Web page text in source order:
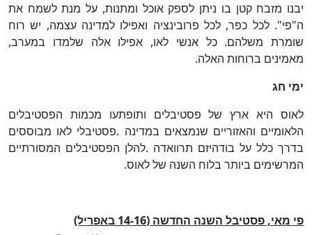
יבנו מזבח קטן בו ניתן לספק אוכל ומתנות, על מנת לשמח את
ה"פי". לכל כפר, לכל פרובינציה ואפילו למדינה עצמה, יש רוח
שומרת משלהם. כל אנשי לאו, אפילו אלה שלמדו במערב,
מאמינים ברוחות האלה.
ימי חג
לאוס היא ארץ של פסטיבלים ותופתעו מכמות הפסטיבלים
הלאומיים והאזוריים שנמצאים במדינה .פסטיבלי לאו מבוססים
בדרך כלל על בודהיזם תרוואדה .להלן הפסטיבלים המסורתיים
המרשימים ביותר בלוח השנה של לאוס.
פי מאי, פסטיבל השנה החדשה (14-16 באפריל)